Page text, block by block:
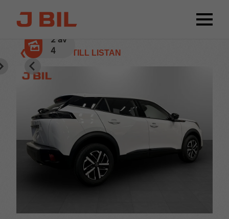
❮ TILLBAKA TILL LISTAN
2av
4